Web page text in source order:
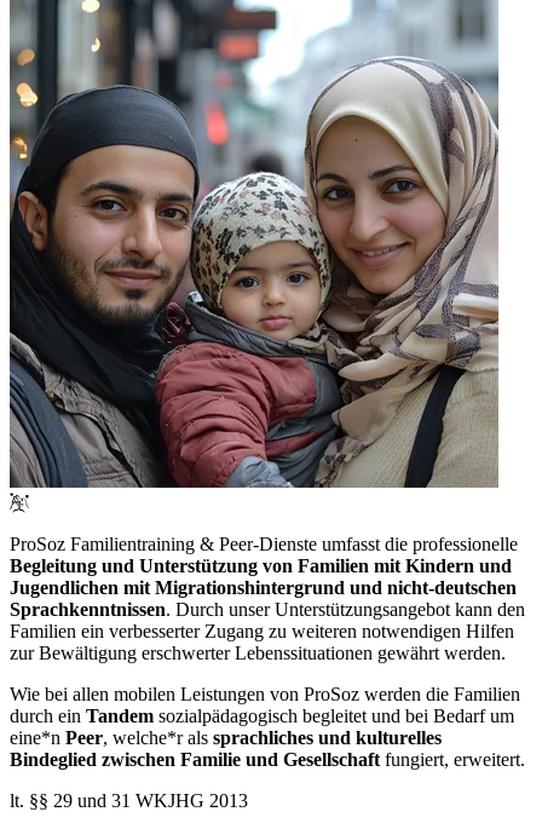
ProSoz Familientraining & Peer-Dienste umfasst die professionelle
Begleitung und Unterstützung von Familien mit Kindern und
Jugendlichen mit Migrationshintergrund und nicht-deutschen
Sprachkenntnissen. Durch unser Unterstützungsangebot kann den
Familien ein verbesserter Zugang zu weiteren notwendigen Hilfen
zur Bewältigung erschwerter Lebenssituationen gewährt werden.
Wie bei allen mobilen Leistungen von ProSoz werden die Familien
durch ein Tandem sozialpädagogisch begleitet und bei Bedarf um
eine*n Peer, welche*r als sprachliches und kulturelles
Bindeglied zwischen Familie und Gesellschaft fungiert, erweitert.
lt. §§ 29 und 31 WKJHG 2013